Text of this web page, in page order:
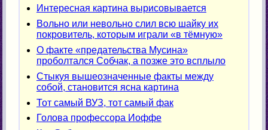
Интересная картина вырисовывается
Вольно или невольно слил всю шайку их
покровитель, которым играли «в тёмную»
О факте «предательства Мусина»
проболтался Собчак, а позже это всплыло
Стыкуя вышеозначенные факты между
собой, становится ясна картина
Тот самый ВУЗ, тот самый фак
Голова профессора Иоффе